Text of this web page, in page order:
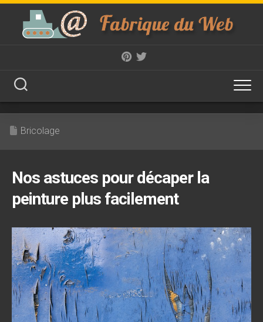
Skip
content
Bricolage
Nos astuces pour décaper la
peinture plus facilement